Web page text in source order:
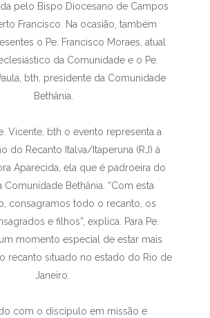
pelo Bispo Diocesano de Campos
Francisco. Na ocasião, também
o Pe. Francisco Moraes, atual
da Comunidade e o Pe.
bth, presidente da Comunidade
Bethânia.
Vicente, bth o evento representa a
do Recanto Italva/Itaperuna (RJ) à
Aparecida, ela que é padroeira do
Comunidade Bethânia. “Com esta
consagramos todo o recanto, os
e filhos”, explica. Para Pe.
momento especial de estar mais
recanto situado no estado do Rio de
Janeiro.
com o discípulo em missão e